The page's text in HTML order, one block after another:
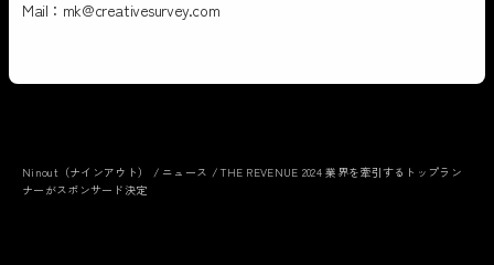
Mail：mk@creativesurvey.com
Ninout（ナインアウト） / ニュース /THE REVENUE 2024 業界を牽引するトップラン
ナーがスポンサード決定